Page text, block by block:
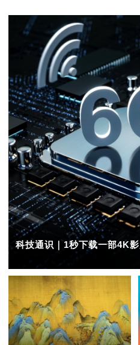
科技通识｜1秒下载一部4K